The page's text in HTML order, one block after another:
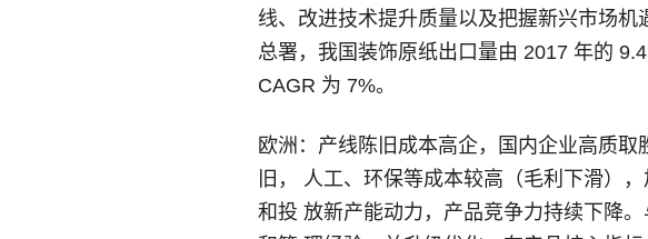
线、改进技术提升质量以及把握新兴市场
总署，我国装饰原纸出口量由 2017 年的
CAGR 为 7%。
欧洲：产线陈旧成本高企，国内企业高质
旧， 人工、环保等成本较高（毛利下滑）
和投 放新产能动力，产品竞争力持续下降